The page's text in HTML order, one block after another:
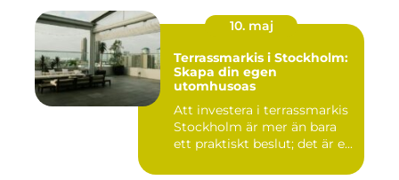
10. maj
Terrassmarkis i Stockholm:
Skapa din egen
utomhusoas
Att investera i terrassmarkis
Stockholm är mer än bara
ett praktiskt beslut; det är e...